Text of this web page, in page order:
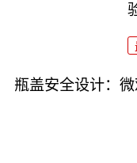
瓶盖安全设计：